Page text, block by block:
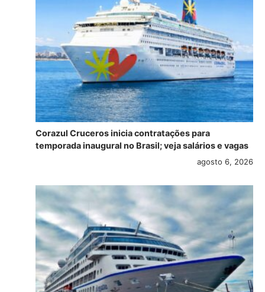
Corazul Cruceros inicia contratações para
temporada inaugural no Brasil; veja salários e vagas
agosto 6, 2026